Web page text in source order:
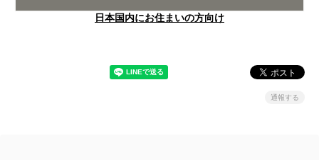
日本国内にお住まいの方向け
通報する